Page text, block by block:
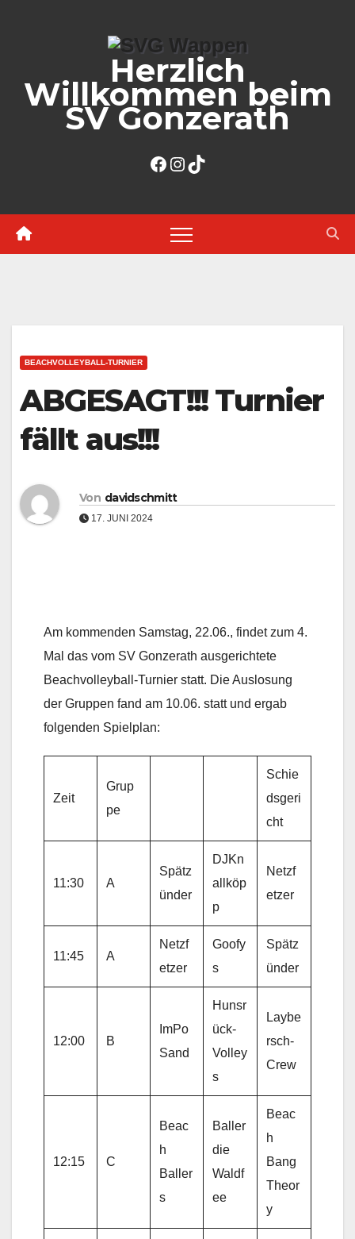
Herzlich
Willkommen beim
SV Gonzerath
Facebook
Instagram
TikTok
BEACHVOLLEYBALL-TURNIER
ABGESAGT!!! Turnier
fällt aus!!!
Von davidschmitt
17. JUNI 2024
Am kommenden Samstag, 22.06., findet zum 4.
Mal das vom SV Gonzerath ausgerichtete
Beachvolleyball-Turnier statt. Die Auslosung
der Gruppen fand am 10.06. statt und ergab
folgenden Spielplan:
Zeit
Grup
pe
Schie
dsgeri
cht
11:30 A
Spätz
ünder
DJKn
allköp
p
Netzf
etzer
11:45 A
Netzf
etzer
Goofy
s
Spätz
ünder
12:00 B
ImPo
Sand
Hunsr
ück-
Volley
s
Laybe
rsch-
Crew
12:15 C
Beac
h
Baller
s
Baller
die
Waldf
ee
Beac
h
Bang
Theor
y